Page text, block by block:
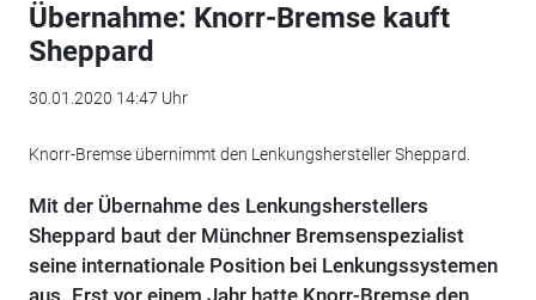
Übernahme: Knorr-Bremse kauft
Sheppard
30.01.2020 14:47 Uhr
Knorr-Bremse übernimmt den Lenkungshersteller Sheppard.
Mit der Übernahme des Lenkungsherstellers
Sheppard baut der Münchner Bremsenspezialist
seine internationale Position bei Lenkungssystemen
aus. Erst vor einem Jahr hatte Knorr-Bremse den